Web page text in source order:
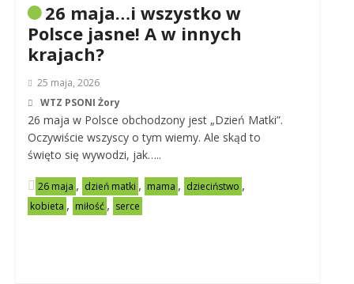
26 maja…i wszystko w
Polsce jasne! A w innych
krajach?
25 maja, 2026
WTZ PSONI Żory
26 maja w Polsce obchodzony jest „Dzień Matki”.
Oczywiście wszyscy o tym wiemy. Ale skąd to
święto się wywodzi, jak…..
26 maja , dzień matki , mama , dzieciństwo ,
kobieta , miłość , serce